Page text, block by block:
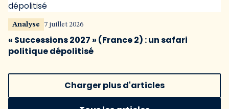
Analyse 7 juillet 2026
« Successions 2027 » (France 2) : un safari
politique dépolitisé
Charger plus d'articles